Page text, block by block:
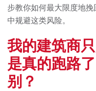
步教你如何最大限度地
中规避这类风险。
我的建筑商
是真的跑路
别？